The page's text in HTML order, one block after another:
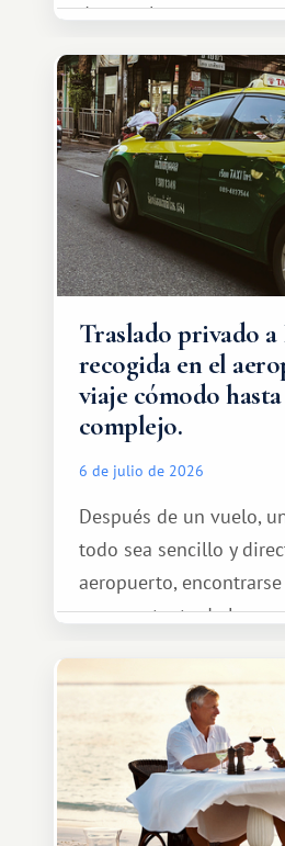
de esos lugares.
Traslado privado
recogida en el
viaje cómodo
complejo.
6 de julio de 2026
Después de un vuelo,
todo sea sencillo y
aeropuerto,
representante de la
tranquilamente hasta
turístico.